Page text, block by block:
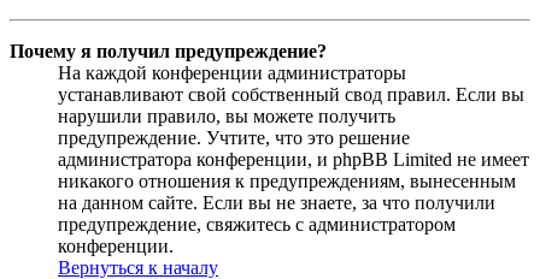
Почему я получил предупреждение?
На каждой конференции администраторы
устанавливают свой собственный свод правил. Если вы
нарушили правило, вы можете получить
предупреждение. Учтите, что это решение
администратора конференции, и phpBB Limited не имеет
никакого отношения к предупреждениям, вынесенным
на данном сайте. Если вы не знаете, за что получили
предупреждение, свяжитесь с администратором
конференции.
Вернуться к началу